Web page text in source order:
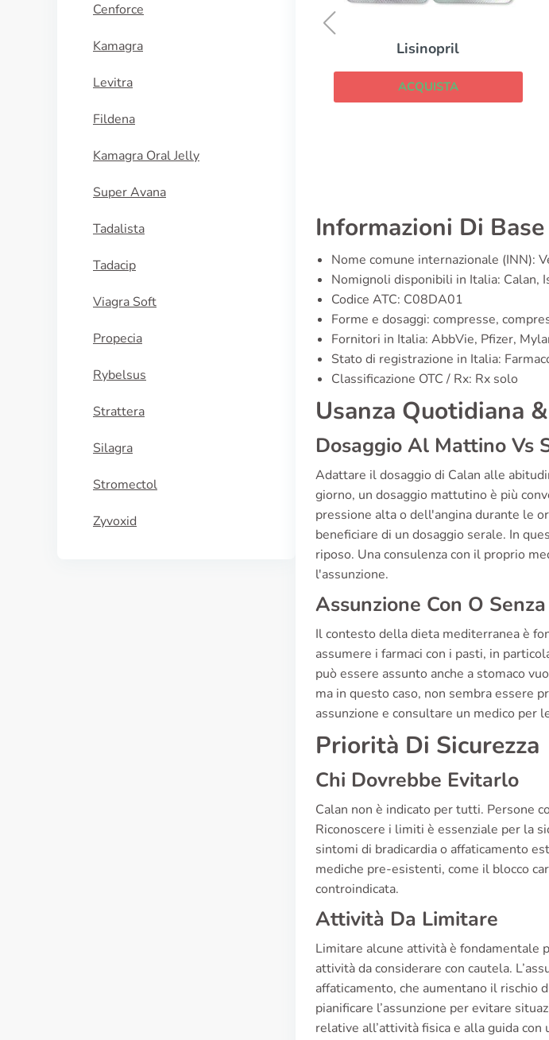
Cenforce
Kamagra
Levitra
Fildena
Kamagra Oral Jelly
Super Avana
Tadalista
Tadacip
Viagra Soft
Propecia
Rybelsus
Strattera
Silagra
Stromectol
Zyvoxid
Propranololo
ACQUISTA
Informazioni Di Base
Nome comune internazionale (INN):
Nomignoli disponibili in Italia: Calan,
Codice ATC: C08DA01
Forme e dosaggi: compresse,
Fornitori in Italia: AbbVie, Pfizer,
Stato di registrazione in Italia:
Classificazione OTC / Rx: Rx solo
Usanza Quotidiana
Dosaggio Al Mattino Vs
Adattare il dosaggio di Calan alle
giorno, un dosaggio mattutino è più
pressione alta o dell'angina durante le
beneficiare di un dosaggio serale. In
riposo. Una consulenza con il proprio
l'assunzione.
Assunzione Con O
Il contesto della dieta mediterranea è
assumere i farmaci con i pasti, in
può essere assunto anche a stomaco
ma in questo caso, non sembra essere
assunzione e consultare un medico per
Priorità Di Sicurezza
Chi Dovrebbe Evitarlo
Calan non è indicato per tutti. Persone
Riconoscere i limiti è essenziale per la
sintomi di bradicardia o affaticamento
mediche pre-esistenti, come il blocco
controindicata.
Attività Da Limitare
Limitare alcune attività è fondamentale
attività da considerare con cautela.
affaticamento, che aumentano il rischio
pianificare l’assunzione per evitare
relative all’attività fisica e alla guida